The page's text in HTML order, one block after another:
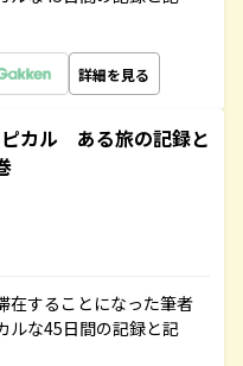
詳細を見る
カル ある旅の記録と
在することになった筆者
ルな45日間の記録と記